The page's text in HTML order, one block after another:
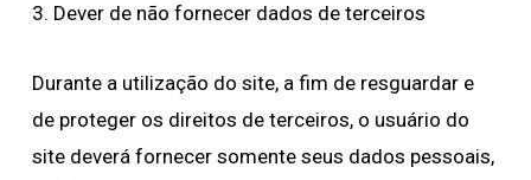
3. Dever de não fornecer dados de terceiros
Durante a utilização do site, a fim de resguardar e
de proteger os direitos de terceiros, o usuário do
site deverá fornecer somente seus dados pessoais,